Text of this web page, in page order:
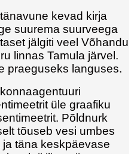
kevad kirja
suurema suurveega
jälgiti veel Võhandu
linnas Tamula järvel.
praeguseks languses.
üle graafiku
Põldnurk
tõuseb vesi umbes
täna keskpäevase